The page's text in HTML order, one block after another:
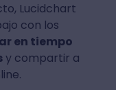
Lucidchart
con los
en tiempo
y compartir a